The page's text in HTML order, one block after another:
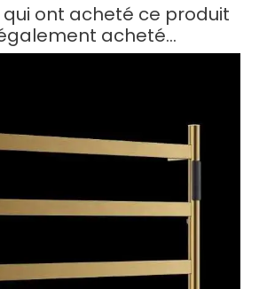
qui ont acheté ce produit
acheté...